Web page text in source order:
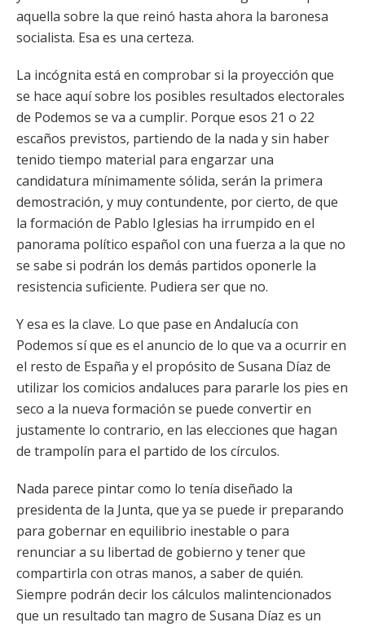
aquella sobre la que reinó hasta ahora la baronesa
socialista. Esa es una certeza.
La incógnita está en comprobar si la proyección que
se hace aquí sobre los posibles resultados electorales
de Podemos se va a cumplir. Porque esos 21 o 22
escaños previstos, partiendo de la nada y sin haber
tenido tiempo material para engarzar una
candidatura mínimamente sólida, serán la primera
demostración, y muy contundente, por cierto, de que
la formación de Pablo Iglesias ha irrumpido en el
panorama político español con una fuerza a la que no
se sabe si podrán los demás partidos oponerle la
resistencia suficiente. Pudiera ser que no.
Y esa es la clave. Lo que pase en Andalucía con
Podemos sí que es el anuncio de lo que va a ocurrir en
el resto de España y el propósito de Susana Díaz de
utilizar los comicios andaluces para pararle los pies en
seco a la nueva formación se puede convertir en
justamente lo contrario, en las elecciones que hagan
de trampolín para el partido de los círculos.
Nada parece pintar como lo tenía diseñado la
presidenta de la Junta, que ya se puede ir preparando
para gobernar en equilibrio inestable o para
renunciar a su libertad de gobierno y tener que
compartirla con otras manos, a saber de quién.
Siempre podrán decir los cálculos malintencionados
que un resultado tan magro de Susana Díaz es un